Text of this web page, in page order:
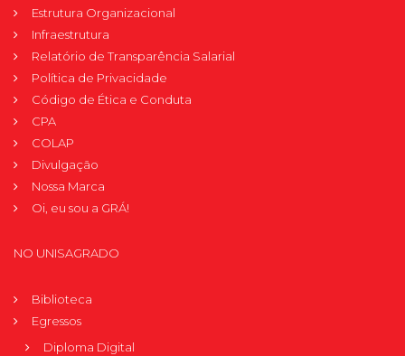
Estrutura Organizacional
Infraestrutura
Relatório de Transparência Salarial
Política de Privacidade
Código de Ética e Conduta
CPA
COLAP
Divulgação
Nossa Marca
Oi, eu sou a GRÁ!
NO UNISAGRADO
Biblioteca
Egressos
Diploma Digital